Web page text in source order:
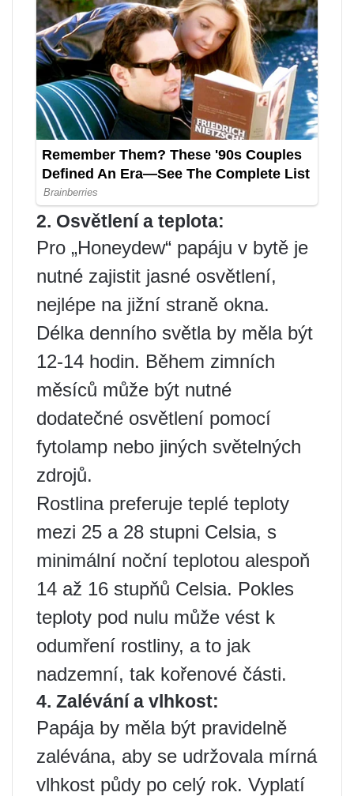
2. Osvětlení a teplota:
Pro „Honeydew“ papáju v bytě je
nutné zajistit jasné osvětlení,
nejlépe na jižní straně okna.
Délka denního světla by měla být
12-14 hodin. Během zimních
měsíců může být nutné
dodatečné osvětlení pomocí
fytolamp nebo jiných světelných
zdrojů.
Rostlina preferuje teplé teploty
mezi 25 a 28 stupni Celsia, s
minimální noční teplotou alespoň
14 až 16 stupňů Celsia. Pokles
teploty pod nulu může vést k
odumření rostliny, a to jak
nadzemní, tak kořenové části.
4. Zalévání a vlhkost:
Papája by měla být pravidelně
zalévána, aby se udržovala mírná
vlhkost půdy po celý rok. Vyplatí